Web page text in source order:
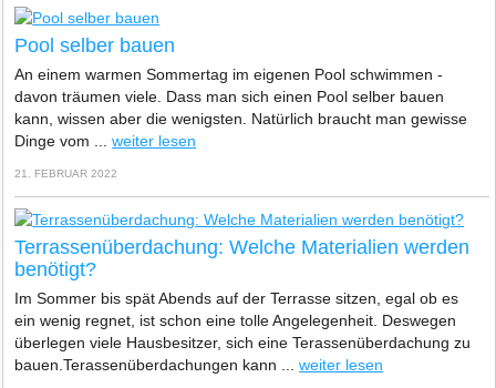
Pool selber bauen
An einem warmen Sommertag im eigenen Pool schwimmen -
davon träumen viele. Dass man sich einen Pool selber bauen
kann, wissen aber die wenigsten. Natürlich braucht man gewisse
Dinge vom ...weiter lesen
21. FEBRUAR 2022
Terrassenüberdachung: Welche Materialien werden
benötigt?
Im Sommer bis spät Abends auf der Terrasse sitzen, egal ob es
ein wenig regnet, ist schon eine tolle Angelegenheit. Deswegen
überlegen viele Hausbesitzer, sich eine Terassenüberdachung zu
bauen.Terassenüberdachungen kann ...weiter lesen